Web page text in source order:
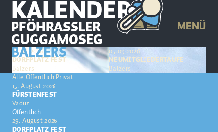
PFÖHRASSLER
GUGGAMOSEG
BALZERS
MENÜ
KALENDER
29.08.2026
DORFPLATZ FEST
Balzers
05.09.2026
NEUMITGLIEDERTAUFE
Balzers
Alle Öffentlich Privat
15. August 2026
FÜRSTENFEST
Vaduz
Öffentlich
29. August 2026
DORFPLATZ FEST